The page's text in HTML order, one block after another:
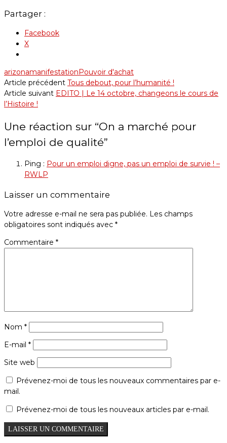
Partager :
Facebook
X
arizonamanifestationPouvoir d'achat
Article précédent Tous debout, pour l’humanité !
Article suivant EDITO | Le 14 octobre, changeons le cours de
l’Histoire !
Une réaction sur “On a marché pour
l’emploi de qualité”
Ping : Pour un emploi digne, pas un emploi de survie ! –
RWLP
Laisser un commentaire
Votre adresse e-mail ne sera pas publiée. Les champs
obligatoires sont indiqués avec *
Commentaire *
Nom *
E-mail *
Site web
Prévenez-moi de tous les nouveaux commentaires par e-
mail.
Prévenez-moi de tous les nouveaux articles par e-mail.